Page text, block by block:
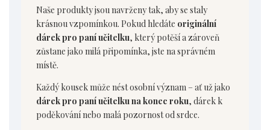
Naše produkty jsou navrženy tak, aby se staly
krásnou vzpomínkou. Pokud hledáte originální
dárek pro paní učitelku, který potěší a zároveň
zůstane jako milá připomínka, jste na správném
místě.
Každý kousek může nést osobní význam – ať už jako
dárek pro paní učitelku na konec roku, dárek k
poděkování nebo malá pozornost od srdce.